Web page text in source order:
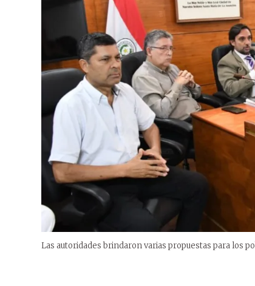
Las autoridades brindaron varias propuestas para los